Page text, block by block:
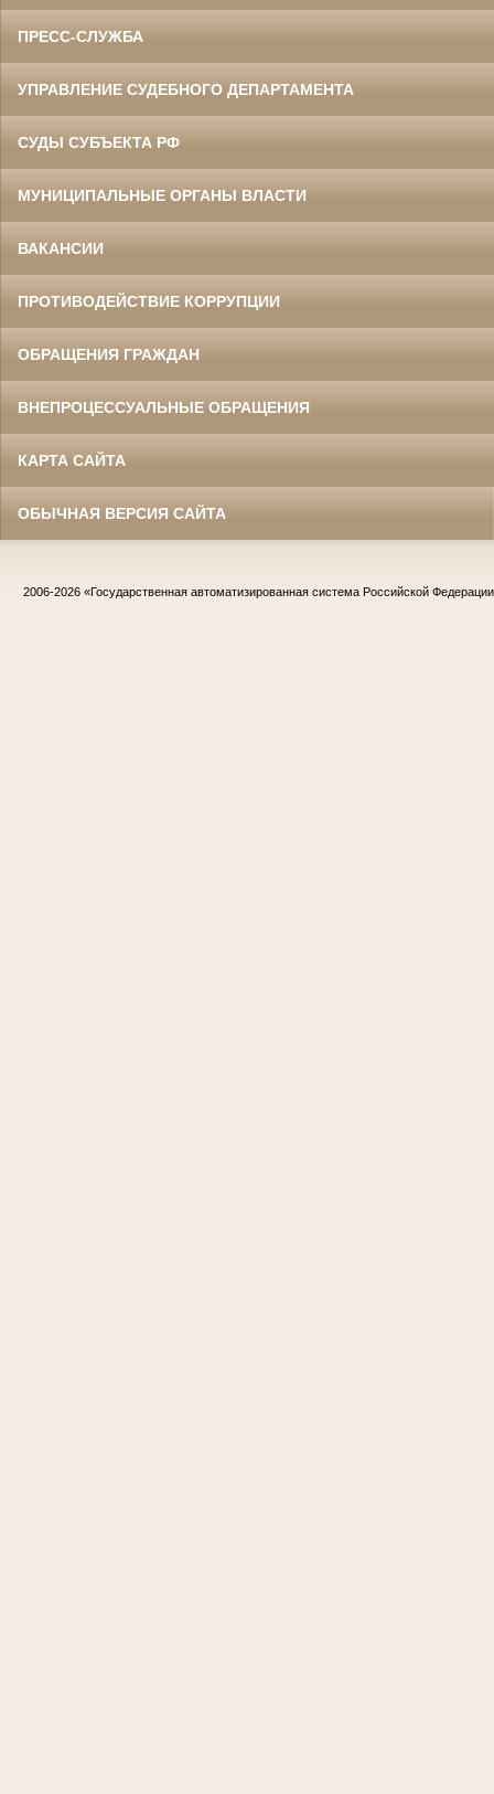
ПРЕСС-СЛУЖБА
УПРАВЛЕНИЕ СУДЕБНОГО ДЕПАРТАМЕНТА
СУДЫ СУБЪЕКТА РФ
МУНИЦИПАЛЬНЫЕ ОРГАНЫ ВЛАСТИ
ВАКАНСИИ
ПРОТИВОДЕЙСТВИЕ КОРРУПЦИИ
ОБРАЩЕНИЯ ГРАЖДАН
ВНЕПРОЦЕССУАЛЬНЫЕ ОБРАЩЕНИЯ
КАРТА САЙТА
ОБЫЧНАЯ ВЕРСИЯ САЙТА
2006-2026 «Государственная автоматизированная система Российской